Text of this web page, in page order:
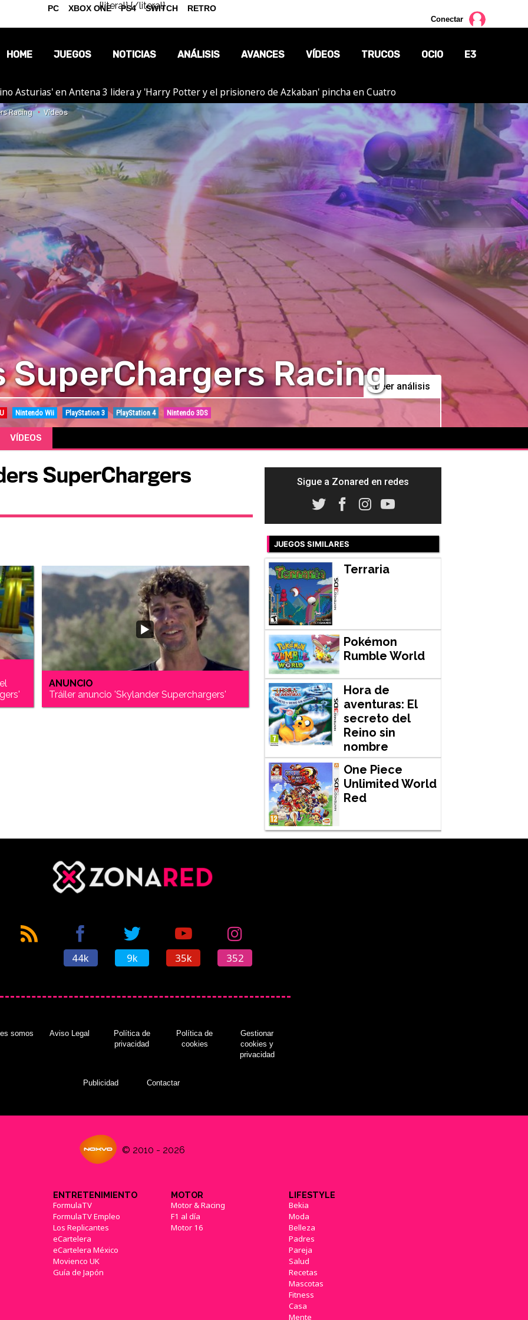
{literal}{/literal}
Conectar
HOME JUEGOS NOTICIAS
OPINIÓN
REPORTAJES
ANÁLISIS AVANCES VÍDEOS TRUCOS OCIO
TV
CÓMICS
MANGA
E3
Asturias' en Antena 3 lidera y 'Harry Potter y el prisionero de Azkaban' pincha en Cuatro
Racing Vídeos
SuperChargers RacingLeer análisis
Nintendo Wii PlayStation 3 PlayStation 4 Nintendo 3DS
VÍDEOS
SuperChargers
ANUNCIO
Tráiler anuncio 'Skylander Superchargers'
Sigue a Zonared en redes
JUEGOS SIMILARES
Terraria
Pokémon
Rumble World
Hora de
aventuras: El
secreto del
Reino sin
nombre
One Piece
Unlimited World
Red
PC XBOX ONE PS4 SWITCH RETRO
44k 9k 35k 352
somos Aviso Legal
Política de
privacidad
Política de
cookies
Gestionar
cookies y
privacidad
Publicidad Contactar
© 2010 - 2026
ENTRETENIMIENTO
FormulaTV
FormulaTV Empleo
Los Replicantes
eCartelera
eCartelera México
Movienco UK
Guía de Japón
MOTOR
Motor & Racing
F1 al día
Motor 16
LIFESTYLE
Bekia
Moda
Belleza
Padres
Pareja
Salud
Recetas
Mascotas
Fitness
Casa
Mente